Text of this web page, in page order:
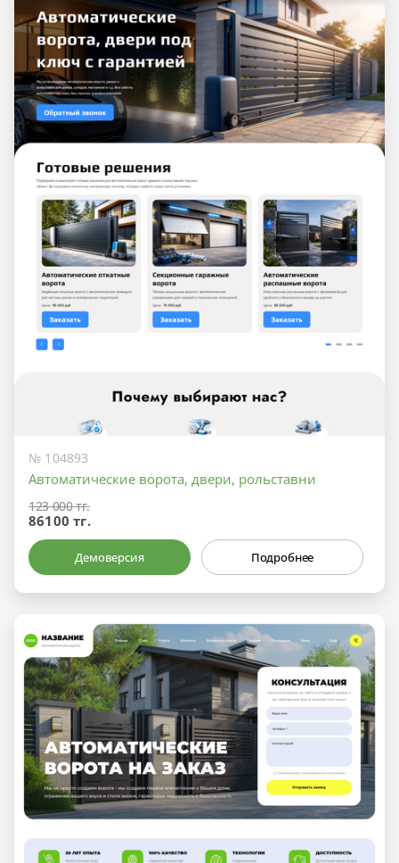
№ 104893
Автоматические ворота, двери, рольставни
123 000 тг.
86100 тг.
Демоверсия Подробнее